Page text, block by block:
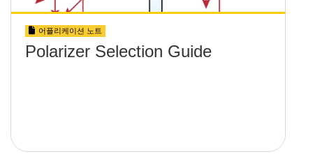
어플리케이션 노트
Polarizer Selection Guide